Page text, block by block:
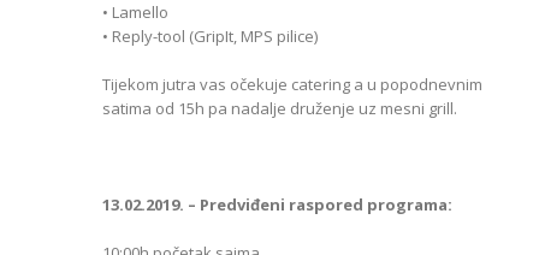
• Lamello
• Reply-tool (GripIt, MPS pilice)
Tijekom jutra vas očekuje catering a u popodnevnim
satima od 15h pa nadalje druženje uz mesni grill.
13.02.2019. – Predviđeni raspored programa: